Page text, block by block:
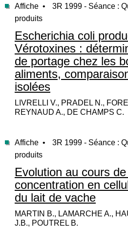
Affiche •
3R 1999 - Séance :
produits
Escherichia coli
Vérotoxines :
de portage chez les
aliments,
isolées
LIVRELLI V., PRADEL N.,
REYNAUD A., DE CHAMPS C.
Affiche •
3R 1999 - Séance :
produits
Evolution au cours de
concentration en
du lait de vache
MARTIN B., LAMARCHE A.,
J.B., POUTREL B.